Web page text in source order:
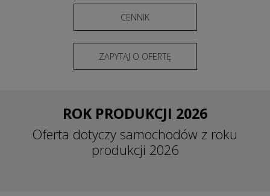
CENNIK
ZAPYTAJ O OFERTĘ
ROK PRODUKCJI 2026
Oferta dotyczy samochodów z roku
produkcji 2026